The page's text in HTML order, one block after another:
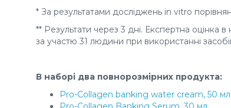
* За результатами досліджень in vitro
** Результати через 3 дні. Експертна оцінка
за участю 31 людини при використанні
В наборі два повнорозмірних продукта:
Pro-Collagen banking water cream, 50 мл